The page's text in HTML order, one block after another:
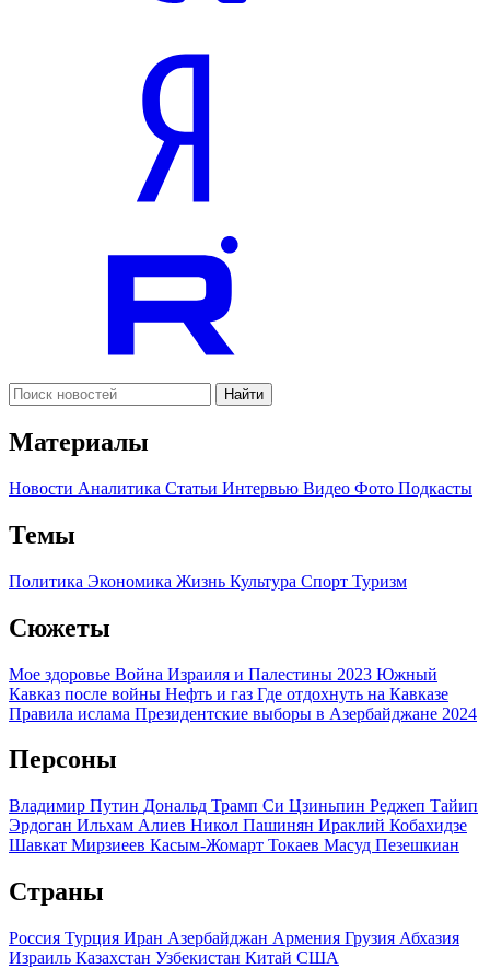
Найти
Материалы
Новости Аналитика Статьи Интервью Видео Фото Подкасты
Темы
Политика Экономика Жизнь Культура Спорт Туризм
Сюжеты
Мое здоровье Война Израиля и Палестины 2023 Южный
Кавказ после войны Нефть и газ Где отдохнуть на Кавказе
Правила ислама Президентские выборы в Азербайджане 2024
Персоны
Владимир Путин Дональд Трамп Си Цзиньпин Реджеп Тайип
Эрдоган Ильхам Алиев Никол Пашинян Ираклий Кобахидзе
Шавкат Мирзиеев Касым-Жомарт Токаев Масуд Пезешкиан
Страны
Россия Турция Иран Азербайджан Армения Грузия Абхазия
Израиль Казахстан Узбекистан Китай США